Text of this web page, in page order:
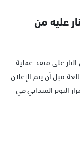
عليه من
على منفذ عملية
قبل أن يتم الإعلان
التوتر الميداني في